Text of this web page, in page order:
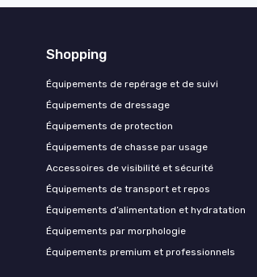
Shopping
Équipements de repérage et de suivi
Équipements de dressage
Équipements de protection
Équipements de chasse par usage
Accessoires de visibilité et sécurité
Équipements de transport et repos
Équipements d’alimentation et hydratation
Équipements par morphologie
Équipements premium et professionnels